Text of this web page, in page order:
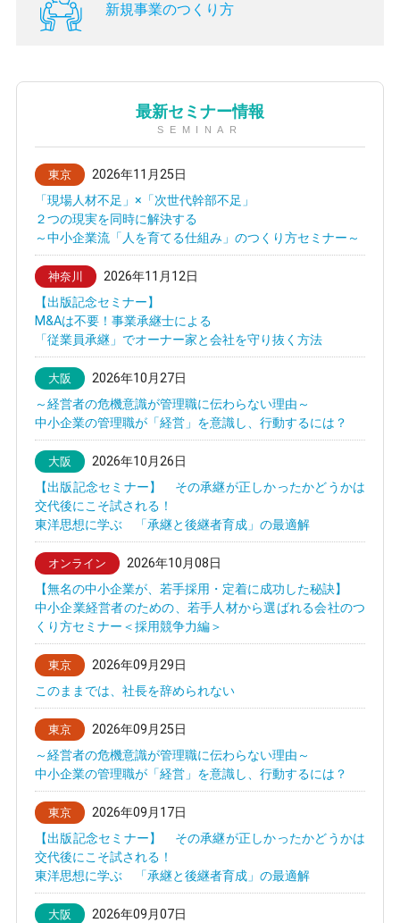
新規事業のつくり方
最新セミナー情報
SEMINAR
東京
2026年11月25日
「現場人材不足」×「次世代幹部不足」
２つの現実を同時に解決する
～中小企業流「人を育てる仕組み」のつくり方セミナー～
神奈川
2026年11月12日
【出版記念セミナー】
M&Aは不要！事業承継士による
「従業員承継」でオーナー家と会社を守り抜く方法
大阪
2026年10月27日
～経営者の危機意識が管理職に伝わらない理由～
中小企業の管理職が「経営」を意識し、行動するには？
大阪
2026年10月26日
【出版記念セミナー】 その承継が正しかったかどうかは
交代後にこそ試される！
東洋思想に学ぶ 「承継と後継者育成」の最適解
オンライン
2026年10月08日
【無名の中小企業が、若手採用・定着に成功した秘訣】
中小企業経営者のための、若手人材から選ばれる会社のつ
くり方セミナー＜採用競争力編＞
東京
2026年09月29日
このままでは、社長を辞められない
東京
2026年09月25日
～経営者の危機意識が管理職に伝わらない理由～
中小企業の管理職が「経営」を意識し、行動するには？
東京
2026年09月17日
【出版記念セミナー】 その承継が正しかったかどうかは
交代後にこそ試される！
東洋思想に学ぶ 「承継と後継者育成」の最適解
大阪
2026年09月07日